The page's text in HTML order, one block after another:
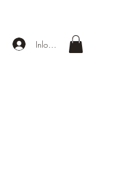
Inloggen